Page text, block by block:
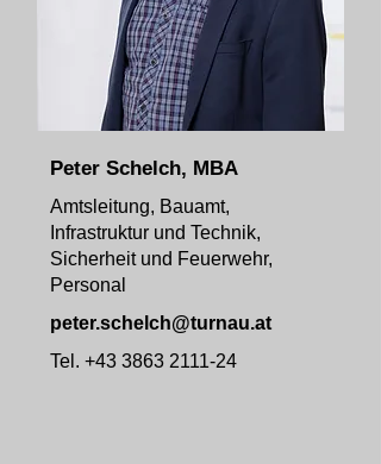
Peter Schelch, MBA
Amtsleitung, Bauamt,
Infrastruktur und Technik,
Sicherheit und Feuerwehr,
Personal
peter.schelch@turnau.at
Tel. +43 3863 2111-24